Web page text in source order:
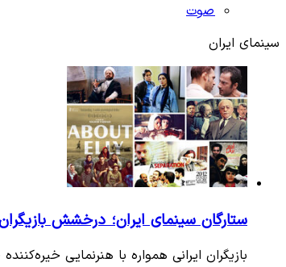
صوت
سینمای ایران
ستارگان سینمای ایران؛ درخشش
بازیگران ایرانی همواره با هنرنمایی